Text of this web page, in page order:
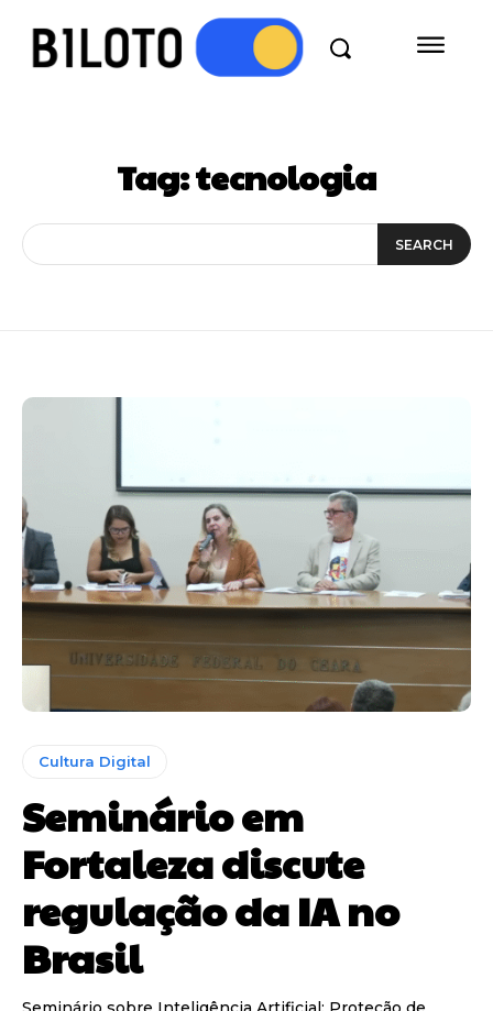
Tag:tecnologia
SEARCH
Cultura Digital
Seminário em
Fortaleza discute
regulação da IA no
Brasil